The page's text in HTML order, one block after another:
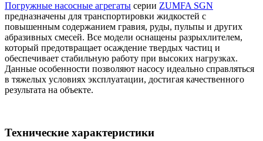
Погружные насосные агрегаты серии ZUMFA SGN
предназначены для транспортировки жидкостей с
повышенным содержанием гравия, руды, пульпы и других
абразивных смесей. Все модели оснащены разрыхлителем,
который предотвращает осаждение твердых частиц и
обеспечивает стабильную работу при высоких нагрузках.
Данные особенности позволяют насосу идеально справляться
в тяжелых условиях эксплуатации, достигая качественного
результата на объекте.
Технические характеристики